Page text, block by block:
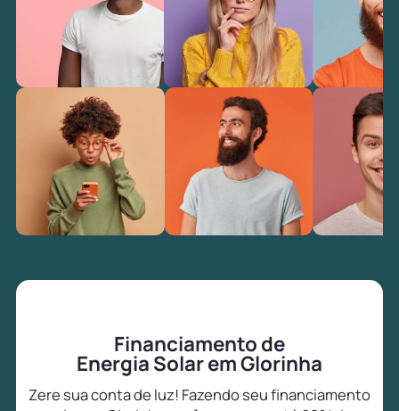
Financiamento de
Energia Solar em Glorinha
Zere sua conta de luz! Fazendo seu financiamento